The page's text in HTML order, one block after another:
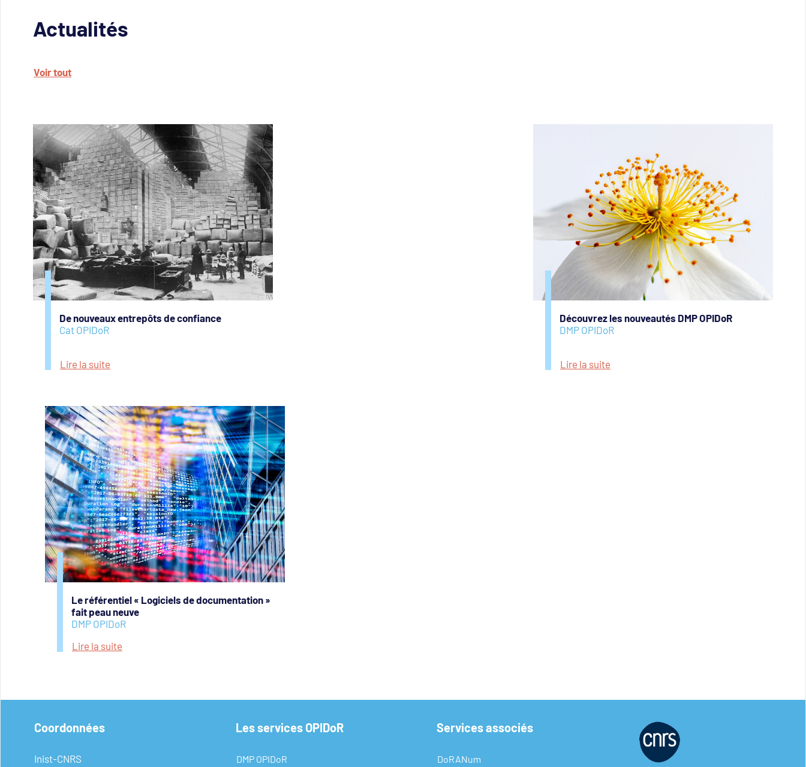
Actualités
Voir tout
De nouveaux entrepôts de confiance
Cat OPIDoR
Lire la suite
Découvrez les nouveautés DMP OPIDoR
DMP OPIDoR
Lire la suite
Le référentiel « Logiciels de documentation »
fait peau neuve
DMP OPIDoR
Lire la suite
Coordonnées
Inist-CNRS
Les services OPIDoR
DMP OPIDoR
Services associés
DoRANum